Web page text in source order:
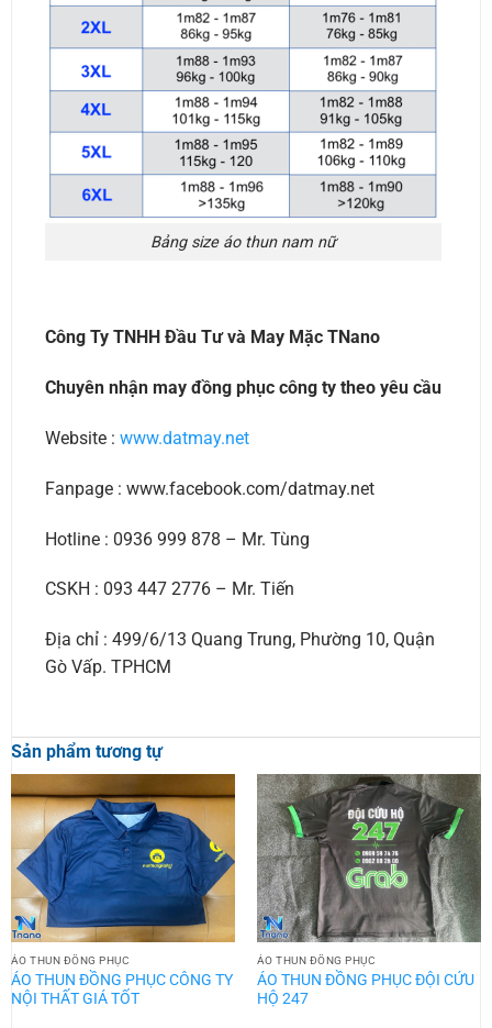
Bảng size áo thun nam nữ
Công Ty TNHH Đầu Tư và May Mặc TNano
Chuyên nhận may đồng phục công ty theo yêu cầu
Website : www.datmay.net
Fanpage : www.facebook.com/datmay.net
Hotline : 0936 999 878 – Mr. Tùng
CSKH : 093 447 2776 – Mr. Tiến
Địa chỉ : 499/6/13 Quang Trung, Phường 10, Quận
Gò Vấp. TPHCM
Sản phẩm tương tự
ÁO THUN ĐỒNG PHỤC
ÁO THUN ĐỒNG PHỤC CÔNG TY
NỘI THẤT GIÁ TỐT
ÁO THUN ĐỒNG PHỤC
ÁO THUN ĐỒNG PHỤC ĐỘI CỨU
HỘ 247